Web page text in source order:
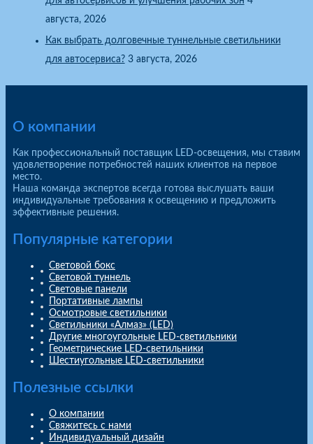
августа, 2026
Как выбрать долговечные туннельные светильники
для автосервиса? 3 августа, 2026
О компании
Как профессиональный поставщик LED-освещения, мы ставим
удовлетворение потребностей наших клиентов на первое
место.
Наша команда экспертов всегда готова выслушать ваши
индивидуальные требования к освещению и предложить
эффективные решения.
Популярные категории
Световой бокс
Световой туннель
Световые панели
Портативные лампы
Осмотровые светильники
Светильники «Алмаз» (LED)
Другие многоугольные LED-светильники
Геометрические LED-светильники
Шестиугольные LED-светильники
Полезные ссылки
О компании
Свяжитесь с нами
Индивидуальный дизайн